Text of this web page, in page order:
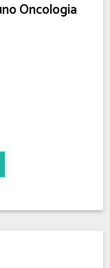
Oncologia